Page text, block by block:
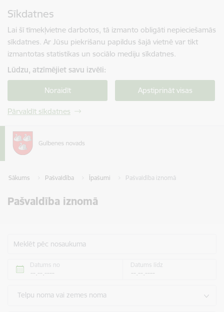
Sīkdatnes
Lai šī tīmekļvietne darbotos, tā izmanto obligāti nepieciešamās
sīkdatnes. Ar Jūsu piekrišanu papildus šajā vietnē var tikt
izmantotas statistikas un sociālo mediju sīkdatnes.
Lūdzu, atzīmējiet savu izvēli:
Noraidīt Apstiprināt visas
Pārvaldīt sīkdatnes
Sākums Pašvaldība Īpašumi Pašvaldība iznomā
Pašvaldība iznomā
Meklēt pēc nosaukuma
Datums no Datums līdz
Telpu noma vai zemes noma